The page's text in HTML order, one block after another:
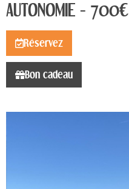
AUTONOMIE - 700€
Réservez
Bon cadeau